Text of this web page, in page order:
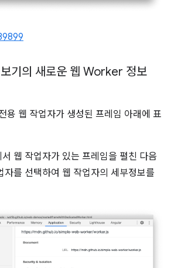
기의 새로운 웹 Worker 정보
용 웹 작업자가 생성된 프레임 아래에 표
웹 작업자가 있는 프레임을 펼친 다음
자를 선택하여 웹 작업자의 세부정보를